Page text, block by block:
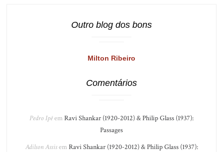
Outro blog dos bons
Milton Ribeiro
Comentários
Pedro Ipêem Ravi Shankar (1920-2012) & Philip Glass (1937):
Passages
Adilson Assisem Ravi Shankar (1920-2012) & Philip Glass (1937):